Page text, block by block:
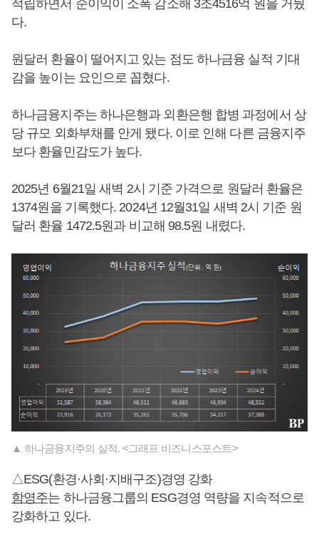
적립하면서 순이익이 소폭 감소해 3조4516억 원을 거뒀
다.
원달러 환율이 떨어지고 있는 점도 하나금융 실적 기대
감을 높이는 요인으로 꼽혔다.
하나금융지주는 하나은행과 외환은행 합병 과정에서 상
당 규모 외화부채를 안게 됐다. 이로 인해 다른 금융지주
보다 환율민감도가 높다.
2025년 6월21일 새벽 2시 기준 가격으로 원달러 환율은
1374원을 기록했다. 2024년 12월31일 새벽 2시 기준 원
달러 환율 1472.5원과 비교해 98.5원 내렸다.
▲ 하나금융지주의 실적. <그래프 비즈니스포스트>
△ESG(환경·사회·지배구조)경영 강화
함영주는 하나금융그룹의 ESG경영 역량을 지속적으로
강화하고 있다.